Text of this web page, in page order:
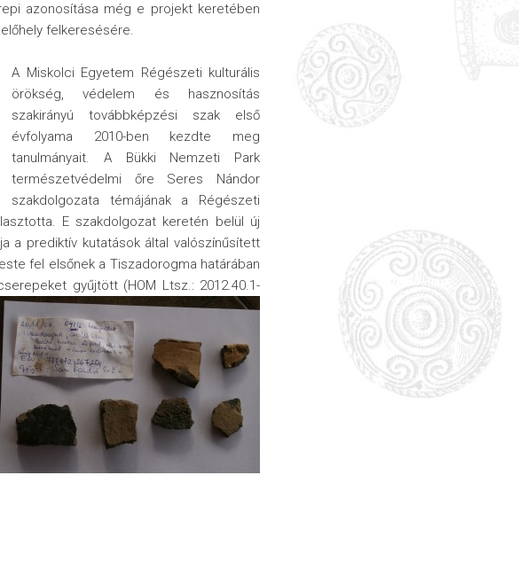
azonosítása még e projekt keretében
felkeresésére.
A Miskolci Egyetem Régészeti kulturális
örökség, védelem és hasznosítás
szakirányú továbbképzési szak első
évfolyama 2010-ben kezdte meg
tanulmányait. A Bükki Nemzeti Park
természetvédelmi őre Seres Nándor
szakdolgozata témájának a Régészeti
E szakdolgozat keretén belül új
a prediktív kutatások által valószínűsített
fel elsőnek a Tiszadorogma határában
gyűjtött (HOM Ltsz.: 2012.40.1-